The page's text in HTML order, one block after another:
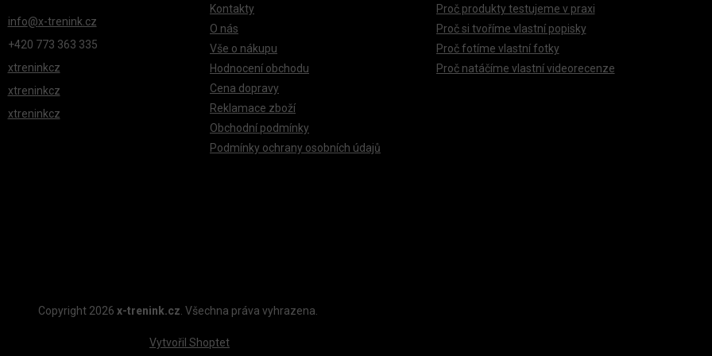
info@x-trenink.cz
+420 ‭773 363 335
xtreninkcz
xtreninkcz
xtreninkcz
Kontakty
O nás
Vše o nákupu
Hodnocení obchodu
Cena dopravy
Reklamace zboží
Obchodní podmínky
Podmínky ochrany osobních údajů
Proč produkty testujeme v praxi
Proč si tvoříme vlastní popisky
Proč fotíme vlastní fotky
Proč natáčíme vlastní videorecenze
Vytvořil Shoptet
Copyright 2026 x-trenink.cz. Všechna práva vyhrazena.